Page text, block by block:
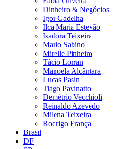
Dinheiro & Negócios
Igor Gadelha
Ilca Maria Estevão
Isadora Teixeira
Mario Sabino
Mirelle Pinheiro
Tácio Lorran
Manoela Alcântara
Lucas Pasin
Tiago Pavinatto
Demétrio Vecchioli
Reinaldo Azevedo
Milena Teixeira
Rodrigo França
Brasil
DF